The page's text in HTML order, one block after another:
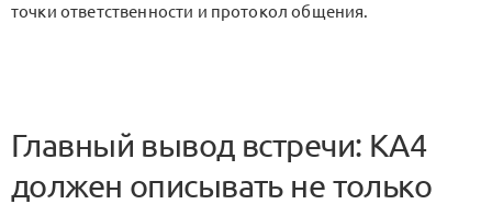
точки ответственности и протокол общения.
Главный вывод встречи: KA4
должен описывать не только